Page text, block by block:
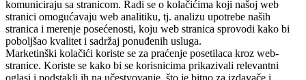
komuniciraju sa stranicom. Radi se o kolačićima koji našoj web
stranici omogućavaju web analitiku, tj. analizu upotrebe naših
stranica i merenje posećenosti, koju web stranica sprovodi kako bi
poboljšao kvalitet i sadržaj ponuđenih usluga.
Marketinški kolačići koriste se za praćenje posetilaca kroz web-
stranice. Koriste se kako bi se korisnicima prikazivali relevantni